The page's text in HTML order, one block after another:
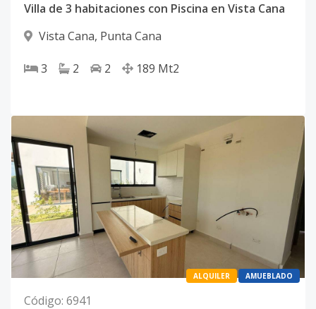
Villa de 3 habitaciones con Piscina en Vista Cana
Vista Cana, Punta Cana
3 2 2 189 Mt2
ALQUILER AMUEBLADO
Código: 6941